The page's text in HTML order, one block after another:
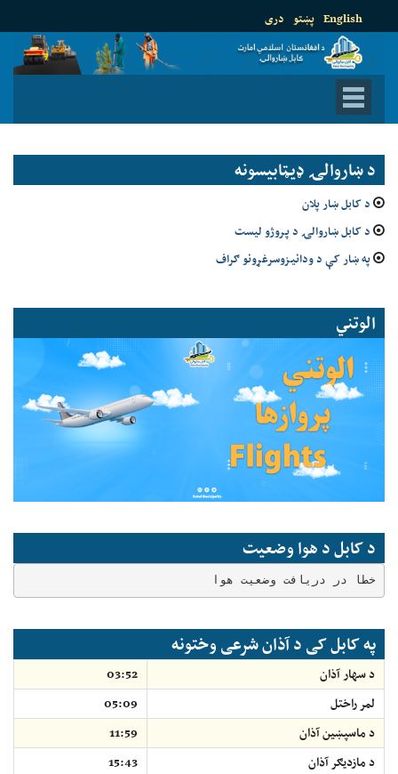
دری پښتو English
د ښاروالۍ ډيټابيسونه
د کابل ښار پلان
د کابل ښاروالۍ د پروژو لیست
په ښار کې د ودانیزوسرغړونو ګراف
الوتني
د کابل د هوا وضعیت
خطا در دریافت وضعیت هوا
په کابل کی د آذان شرعی وختونه
د سهار آذان
03:52
لمر راختل
05:09
د ماسپښين آذان
11:59
د مازديګر آذان
15:43